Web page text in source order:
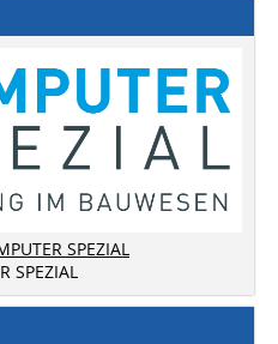
SPEZIAL
SPEZIAL